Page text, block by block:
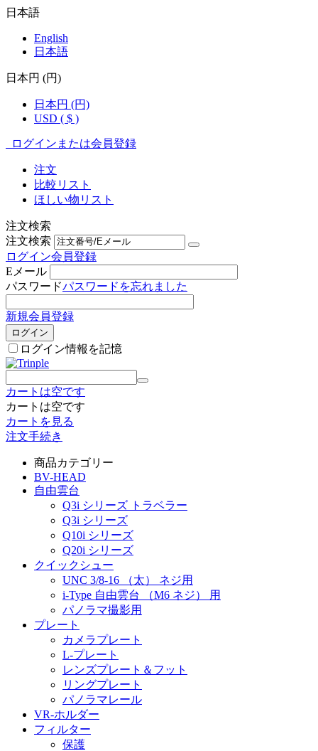
日本語
English
日本語
日本円 (円)
日本円 (円)
USD ( $ )
ログインまたは会員登録
注文
比較リスト
ほしい物リスト
注文検索
注文検索
ログイン会員登録
Eメール
パスワードパスワードを忘れました
新規会員登録
ログイン
ログイン情報を記憶
カートは空です
カートは空です
カートを見る
注文手続き
商品カテゴリー
BV-HEAD
自由雲台
Q3i シリーズ トラベラー
Q3i シリーズ
Q10i シリーズ
Q20i シリーズ
クイックシュー
UNC 3/8-16 （太） ネジ用
i-Type 自由雲台 （M6 ネジ） 用
パノラマ撮影用
プレート
カメラプレート
L-プレート
レンズプレート＆フット
リングプレート
パノラマレール
VR-ホルダー
フィルター
保護